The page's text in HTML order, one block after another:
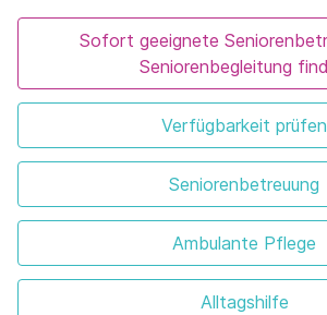
Sofort geeignete
Seniorenbegleitung
Verfügbarkeit prüfen
Seniorenbetreuung
Ambulante Pflege
Alltagshilfe